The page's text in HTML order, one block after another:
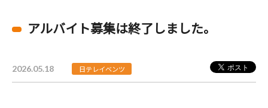
アルバイト募集は終了しました。
2026.05.18 日テレイベンツ